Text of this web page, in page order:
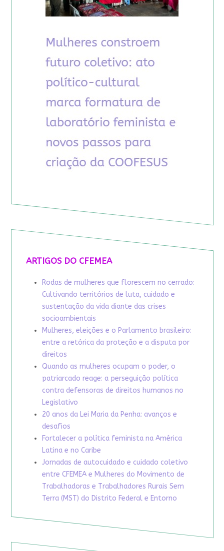
ARTIGOS DO CFEMEA
Rodas de mulheres que florescem no cerrado:
Cultivando territórios de luta, cuidado e
sustentação da vida diante das crises
socioambientais
Mulheres, eleições e o Parlamento brasileiro:
entre a retórica da proteção e a disputa por
direitos
Quando as mulheres ocupam o poder, o
patriarcado reage: a perseguição política
contra defensoras de direitos humanos no
Legislativo
20 anos da Lei Maria da Penha: avanços e
desafios
Fortalecer a política feminista na América
Latina e no Caribe
Jornadas de autocuidado e cuidado coletivo
entre CFEMEA e Mulheres do Movimento de
Trabalhadoras e Trabalhadores Rurais Sem
Terra (MST) do Distrito Federal e Entorno